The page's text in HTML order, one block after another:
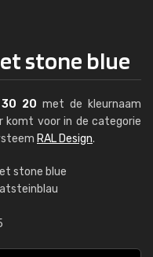
stone blue
20 met de kleurnaam
komt voor in de categorie
RAL Design.
stone blue